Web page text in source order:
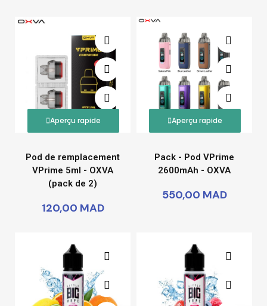
Aperçu rapide
Pod de remplacement
VPrime 5ml - OXVA
(pack de 2)
120,00 MAD
Aperçu rapide
Pack - Pod VPrime
2600mAh - OXVA
550,00 MAD